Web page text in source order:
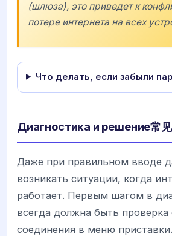
(шлюза), это приведет к
потере интернета на всех
Что делать, если забыли
Диагностика и решение常
Даже при правильном вводе
возникать ситуации, когда
работает. Первым шагом в
всегда должна быть проверка
соединения в меню